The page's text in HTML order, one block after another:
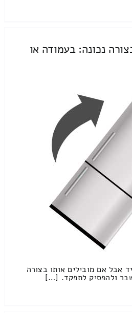
נכונה: בעמודה או
אבל אם מובילים אותו בצורה
ולהפסיק לתפקד. […]